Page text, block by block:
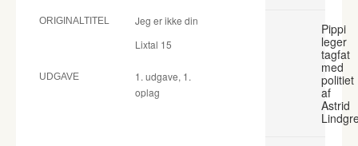
ORIGINALTITEL
Jeg er ikke din
Lixtal 15
UDGAVE
1. udgave, 1.
oplag
Pippi
leger
tagfat
med
politiet
af
Astrid